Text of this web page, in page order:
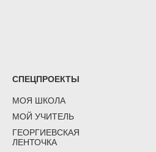
СПЕЦПРОЕКТЫ
МОЯ ШКОЛА
МОЙ УЧИТЕЛЬ
ГЕОРГИЕВСКАЯ
ЛЕНТОЧКА